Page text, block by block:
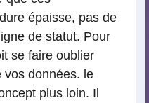
épaisse, pas de
de statut. Pour
se faire oublier
vos données. le
plus loin. Il